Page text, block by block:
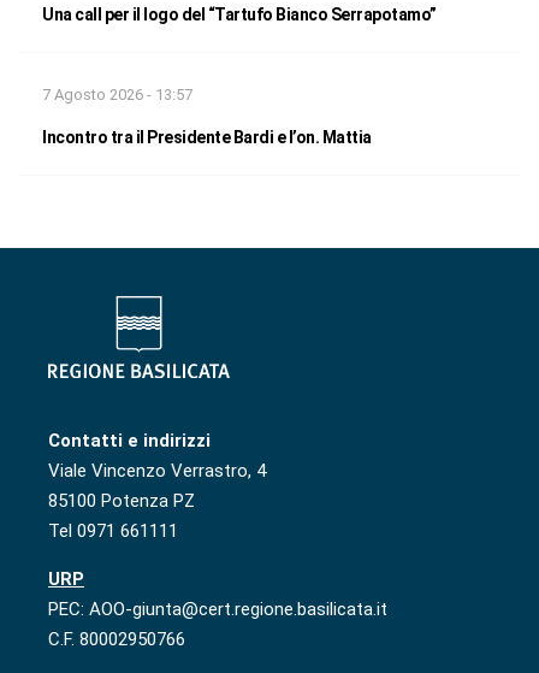
Una call per il logo del “Tartufo Bianco Serrapotamo”
7 Agosto 2026 - 13:57
Incontro tra il Presidente Bardi e l’on. Mattia
Contatti e indirizzi
Viale Vincenzo Verrastro, 4
85100 Potenza PZ
Tel 0971 661111
URP
PEC: AOO-giunta@cert.regione.basilicata.it
C.F. 80002950766